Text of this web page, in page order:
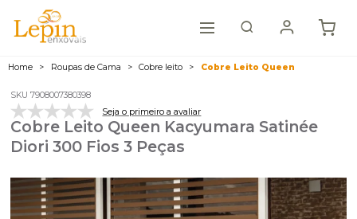
Home Roupas de Cama Cobre leito Cobre Leito Queen
SKU 7908007380398
Seja o primeiro a avaliar
Cobre Leito Queen Kacyumara Satinée
Diori 300 Fios 3 Peças